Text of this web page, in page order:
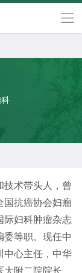
/妇产科 妇科
技术带头人，曾
国抗癌协会妇瘤
际妇科肿瘤杂志
委等职。现任中
中心主任，中华
附二院院长。